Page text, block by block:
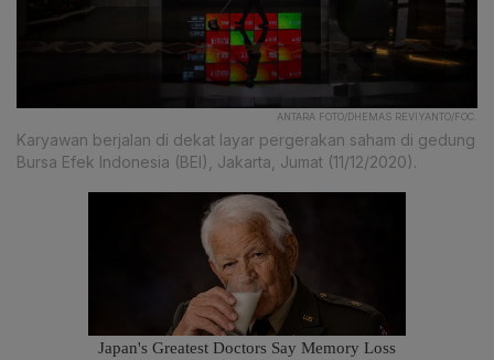
ANTARA FOTO/DHEMAS REVIYANTO/FOC.
Karyawan berjalan di dekat layar pergerakan saham di gedung
Bursa Efek Indonesia (BEI), Jakarta, Jumat (11/12/2020).